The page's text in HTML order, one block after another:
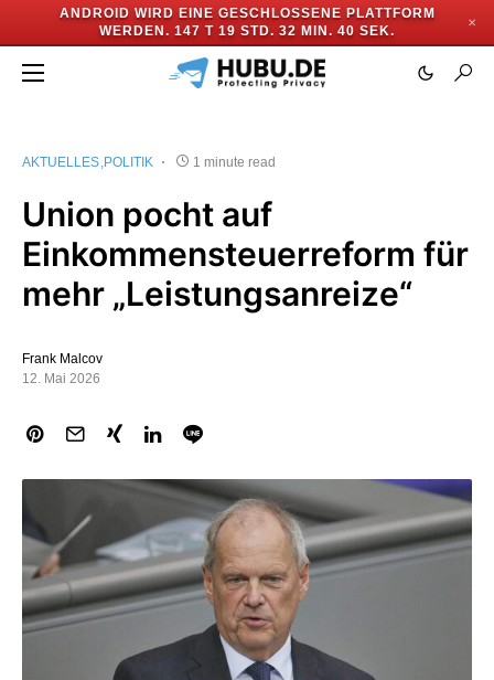
ANDROID WIRD EINE GESCHLOSSENE PLATTFORM
WERDEN. 147 T 19 STD. 32 MIN. 39 SEK.
✕
AKTUELLES POLITIK 1 minute read
Union pocht auf
Einkommensteuerreform für
mehr „Leistungsanreize“
Frank Malcov
12. Mai 2026